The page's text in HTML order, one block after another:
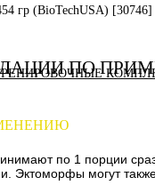
гр (BioTechUSA) [30746]
ПО
по 1 порции
Эктоморфы могут